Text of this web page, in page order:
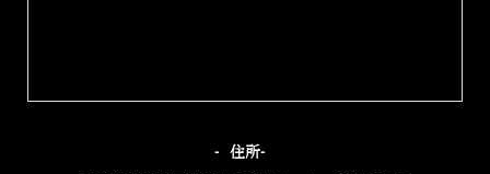
‐住所‐